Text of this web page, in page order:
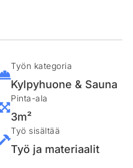
Työn kategoria
Kylpyhuone & Sauna
Pinta-ala
3m²
Työ sisältää
Työ ja materiaalit